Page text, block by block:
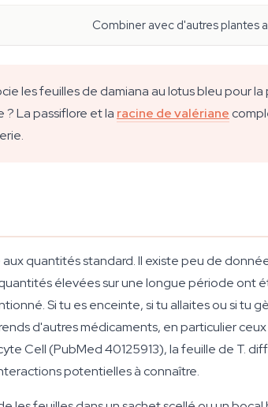
Combiner avec d'autres plantes
les feuilles de damiana au lotus bleu
La passiflore et la racine de valériane
quantités standard. Il existe peu de
élevées sur une longue période ont
Si tu es enceinte, si tu allaites ou si tu
d'autres médicaments, en particulier
Cell(PubMed 40125913), la feuille de T.
potentielles à connaître.